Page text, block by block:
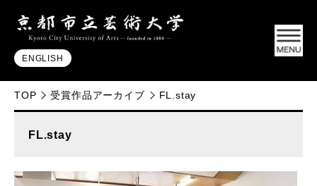
ENGLISH
TOP 受賞作品アーカイブ FL.stay
FL.stay